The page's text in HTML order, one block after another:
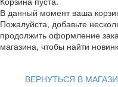
В данный момент ваша
Пожалуйста, добавьте
продолжить оформление
магазина, чтобы найти
ВЕРНУТЬСЯ В